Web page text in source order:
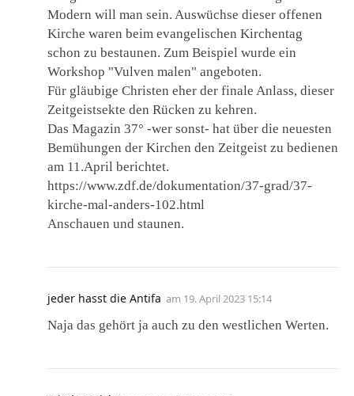
Modern will man sein. Auswüchse dieser offenen
Kirche waren beim evangelischen Kirchentag
schon zu bestaunen. Zum Beispiel wurde ein
Workshop "Vulven malen" angeboten.
Für gläubige Christen eher der finale Anlass, dieser
Zeitgeistsekte den Rücken zu kehren.
Das Magazin 37° -wer sonst- hat über die neuesten
Bemühungen der Kirchen den Zeitgeist zu bedienen
am 11.April berichtet.
https://www.zdf.de/dokumentation/37-grad/37-
kirche-mal-anders-102.html
Anschauen und staunen.
jeder hasst die Antifa am 19. April 2023 15:14
Naja das gehört ja auch zu den westlichen Werten.